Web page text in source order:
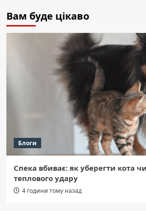
Вам буде цікаво
Блоги
Спека вбиває: як уберегти кота
теплового удару
4 години тому назад